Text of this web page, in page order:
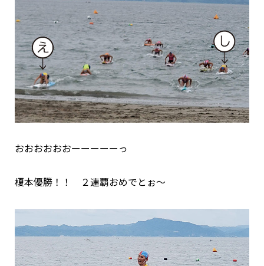
おおおおおおーーーーーっ
榎本優勝！！ ２連覇おめでとぉ～